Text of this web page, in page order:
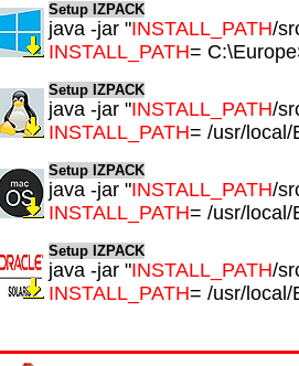
Setup IZPACK
java -jar "INSTALL_PATH/
INSTALL_PATH=
Setup IZPACK
java -jar "INSTALL_PATH/
INSTALL_PATH= /usr/local/
Setup IZPACK
java -jar "INSTALL_PATH/
INSTALL_PATH= /usr/local/
Setup IZPACK
java -jar "INSTALL_PATH/
INSTALL_PATH= /usr/local/